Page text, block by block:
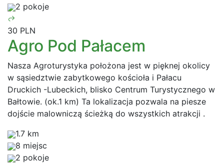
2 pokoje
30 PLN
Agro Pod Pałacem
Nasza Agroturystyka położona jest w pięknej okolicy
w sąsiedztwie zabytkowego kościoła i Pałacu
Druckich -Lubeckich, blisko Centrum Turystycznego w
Bałtowie. (ok.1 km) Ta lokalizacja pozwala na piesze
dojście malowniczą ścieżką do wszystkich atrakcji .
1.7 km
8 miejsc
2 pokoje